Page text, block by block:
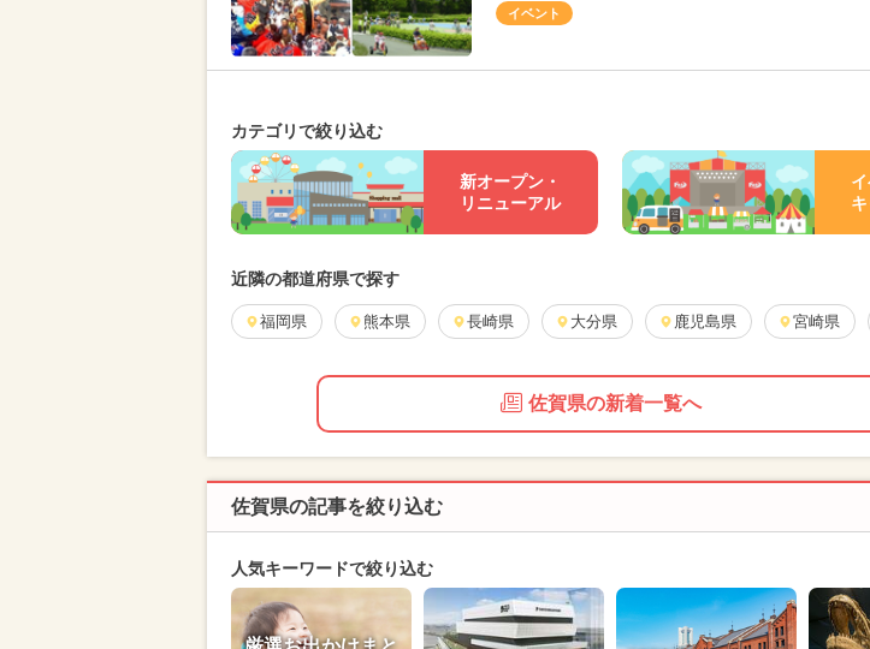
イベント
カテゴリで絞り込む
新オープン・
リニューアル
近隣の都道府県で探す
福岡県 熊本県 長崎県 大分県 鹿児島県 宮崎県
佐賀県の新着一覧へ
佐賀県の記事を絞り込む
人気キーワードで絞り込む